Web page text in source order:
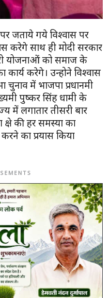
जताये गये विश्वास पर
करेगे साथ ही मोदी सरकार
योजनाओं को समाज के
करेगे। उन्होने विश्वास
में भाजपा प्रधानमंत्री
पुष्कर सिंह धामी के
में लगातार तीसरी बार
की हर समस्या का
का प्रयास किया